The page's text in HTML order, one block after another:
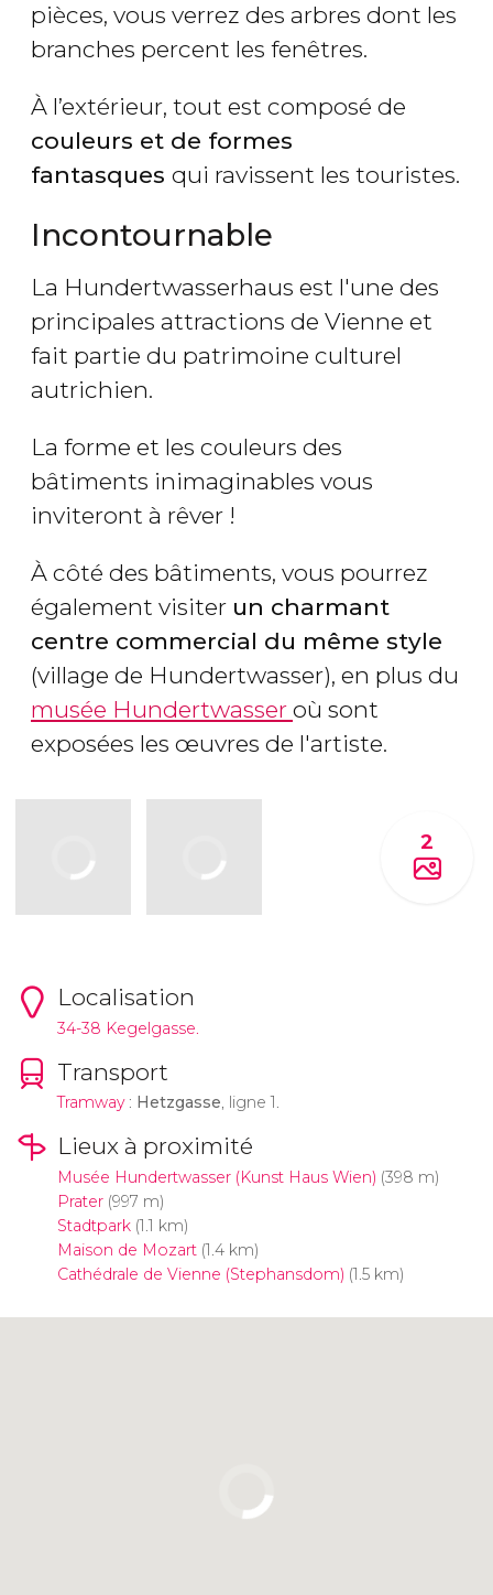
pièces, vous verrez des arbres dont les
branches percent les fenêtres.
À l’extérieur, tout est composé de
couleurs et de formes
fantasques qui ravissent les touristes.
Incontournable
La Hundertwasserhaus est l'une des
principales attractions de Vienne et
fait partie du patrimoine culturel
autrichien.
La forme et les couleurs des
bâtiments inimaginables vous
inviteront à rêver !
À côté des bâtiments, vous pourrez
également visiter un charmant
centre commercial du même style
(village de Hundertwasser), en plus du
musée Hundertwasser où sont
exposées les œuvres de l'artiste.
2
Localisation
34-38 Kegelgasse.
Transport
Tramway: Hetzgasse, ligne 1.
Lieux à proximité
Musée Hundertwasser (Kunst Haus Wien) (398 m)
Prater(997 m)
Stadtpark(1.1 km)
Maison de Mozart (1.4 km)
Cathédrale de Vienne (Stephansdom) (1.5 km)